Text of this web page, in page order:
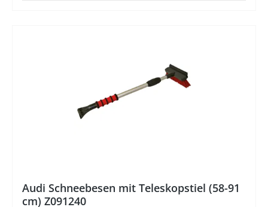
Audi Schneebesen mit Teleskopstiel (58-91
cm) Z091240